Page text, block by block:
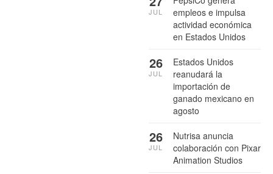
empleos e impulsa
actividad económica
en Estados Unidos
JUL
Estados Unidos
reanudará la
importación de
ganado mexicano en
agosto
26
JUL
Nutrisa anuncia
colaboración con Pixar
Animation Studios
26
JUL